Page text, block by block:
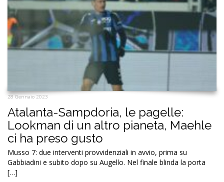
28 Gennaio 2023
Atalanta-Sampdoria, le pagelle:
Lookman di un altro pianeta, Maehle
ci ha preso gusto
Musso 7: due interventi provvidenziali in avvio, prima su
Gabbiadini e subito dopo su Augello. Nel finale blinda la porta
[…]